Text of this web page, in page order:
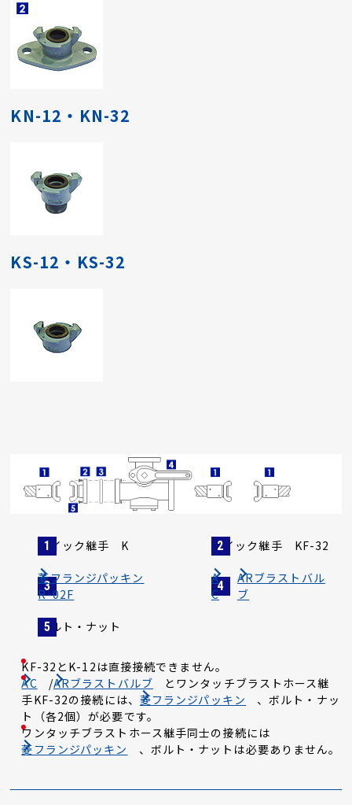
KN-12・KN-32
KS-12・KS-32
クイック継手 K クイック継手 KF-32
菱フランジパッキン
R-02F
A
C
ARブラストバル
ブ
ボルト・ナット
KF-32とK-12は直接接続できません。
AC
/ARブラストバルブ
とワンタッチブラストホース継
手KF-32の接続には、 菱フランジパッキン
、ボルト・ナッ
ト（各2個）が必要です。
ワンタッチブラストホース継手同士の接続には
菱フランジパッキン
、ボルト・ナットは必要ありません。